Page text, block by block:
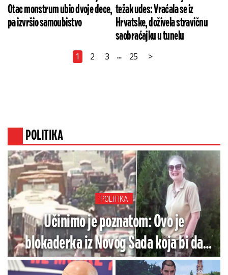
Otac monstrum ubio dvoje dece,
pa izvršio samoubistvo
težak udes: Vraćala se iz
Hrvatske, doživela stravičnu
saobraćajku u tunelu
1 2 3 ... 25 >
POLITIKA
POLITIKA
Učinimo je poznatom: Ovo je
blokaderka iz Novog Sada koja bi da
proteruje izbeglice - Jezivo je šta radi